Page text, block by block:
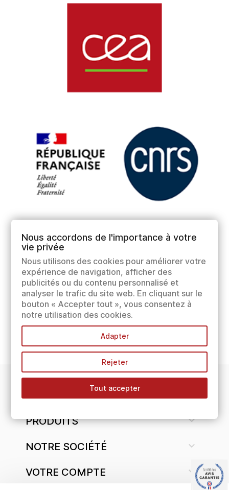
INFORMATIONS
PRODUITS 
NOTRE SOCIÉTÉ 
VOTRE COMPTE 
Nous accordons de l'importance à votre
vie privée
Nous utilisons des cookies pour améliorer votre
expérience de navigation, afficher des
publicités ou du contenu personnalisé et
analyser le trafic du site web. En cliquant sur le
bouton « Accepter tout », vous consentez à
notre utilisation des cookies.
Adapter
Rejeter
Tout accepter